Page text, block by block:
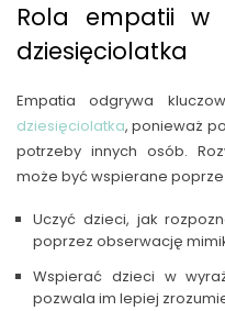
Rola empatii w
dziesięciolatka
Empatia odgrywa
dziesięciolatka, ponieważ
potrzeby innych osób.
może być wspierane
Uczyć dzieci, jak
poprzez obserwację
Wspierać dzieci w
pozwala im lepiej